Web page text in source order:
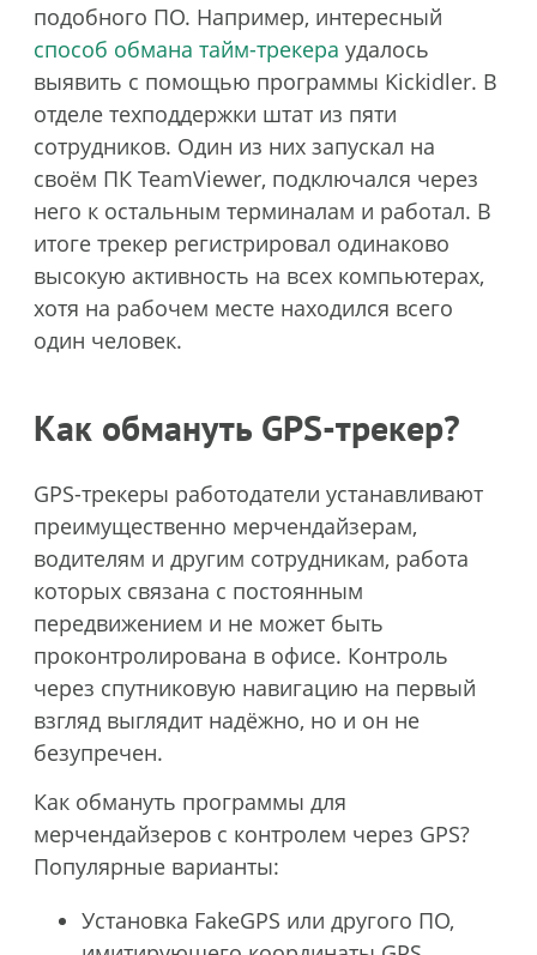
подобного ПО. Например, интересный
способ обмана тайм-трекера удалось
выявить с помощью программы Kickidler. В
отделе техподдержки штат из пяти
сотрудников. Один из них запускал на
своём ПК TeamViewer, подключался через
него к остальным терминалам и работал. В
итоге трекер регистрировал одинаково
высокую активность на всех компьютерах,
хотя на рабочем месте находился всего
один человек.
Как обмануть GPS-трекер?
GPS-трекеры работодатели устанавливают
преимущественно мерчендайзерам,
водителям и другим сотрудникам, работа
которых связана с постоянным
передвижением и не может быть
проконтролирована в офисе. Контроль
через спутниковую навигацию на первый
взгляд выглядит надёжно, но и он не
безупречен.
Как обмануть программы для
мерчендайзеров с контролем через GPS?
Популярные варианты:
Установка FakeGPS или другого ПО,